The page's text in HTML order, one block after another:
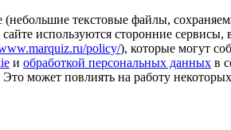
текстовые файлы,
сайте используются сторонние
policy/), которые могут
и обработкой персональных данных в
Это может повлиять на работу